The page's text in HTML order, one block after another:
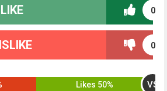
0
LIKE
0
50% Likes VS